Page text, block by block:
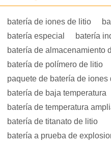
batería de iones de litio
batería especial
batería
batería de almacenamiento
batería de polímero de litio
paquete de batería de iones
batería de baja temperatura
batería de temperatura
batería de titanato de litio
batería a prueba de